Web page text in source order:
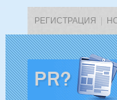
РЕГИСТРАЦИЯ